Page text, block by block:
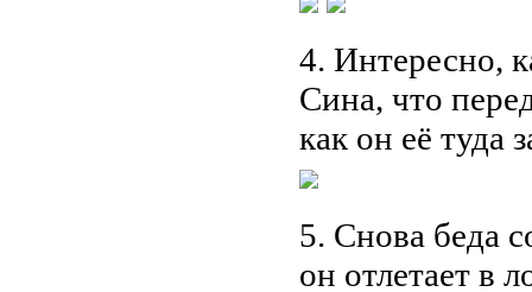
4. Интересно,
Сина, что
как он её туда
5. Снова беда
он отлетает в